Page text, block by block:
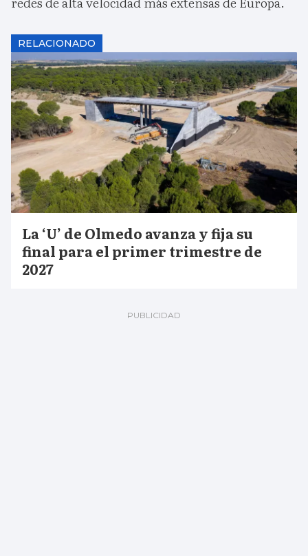
RELACIONADO
La ‘U’ de Olmedo avanza y fija su
final para el primer trimestre de
2027